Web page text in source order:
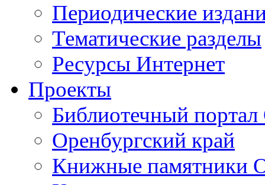
Периодические
Тематические разделы
Ресурсы Интернет
Проекты
Библиотечный портал
Оренбургский край
Книжные памятники